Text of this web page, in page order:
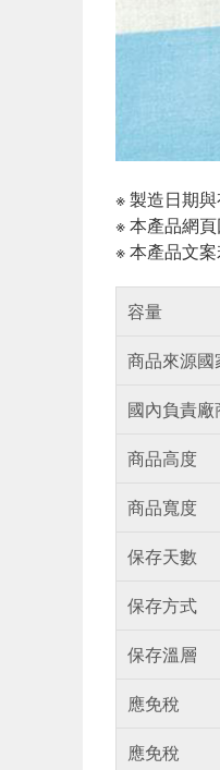
※ 製造日期
※ 本產品網
※ 本產品文
容量
商品來源國
國內負責
商品高度
商品寬度
保存天數
保存方式
保存溫層
應免稅
應免稅